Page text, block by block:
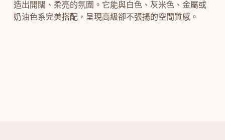
造出開闊、柔亮的氛圍。它能與白色、灰米色、金屬或
奶油色系完美搭配，呈現高級卻不張揚的空間質感。